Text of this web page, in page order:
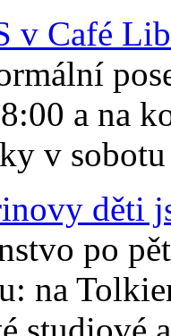
v Café
a na
v
děti
po
na